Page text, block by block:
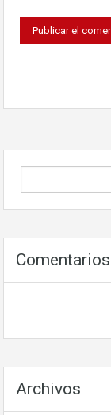
Archivos